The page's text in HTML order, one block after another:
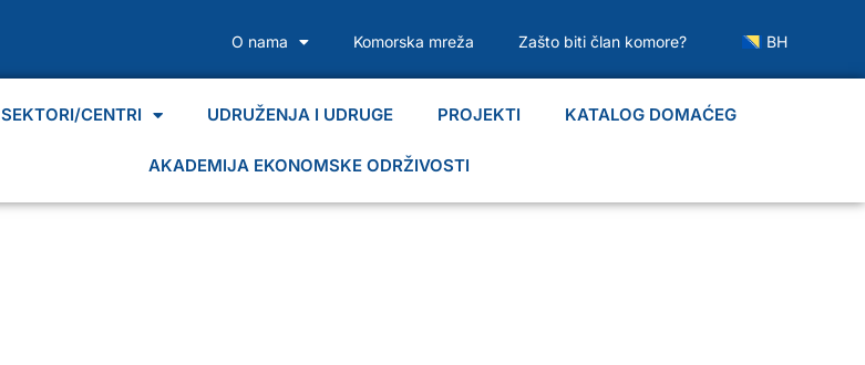
O nama Komorska mreža Zašto biti član komore? BH
SEKTORI/CENTRI UDRUŽENJA I UDRUGE PROJEKTI KATALOG DOMAĆEG
AKADEMIJA EKONOMSKE ODRŽIVOSTI